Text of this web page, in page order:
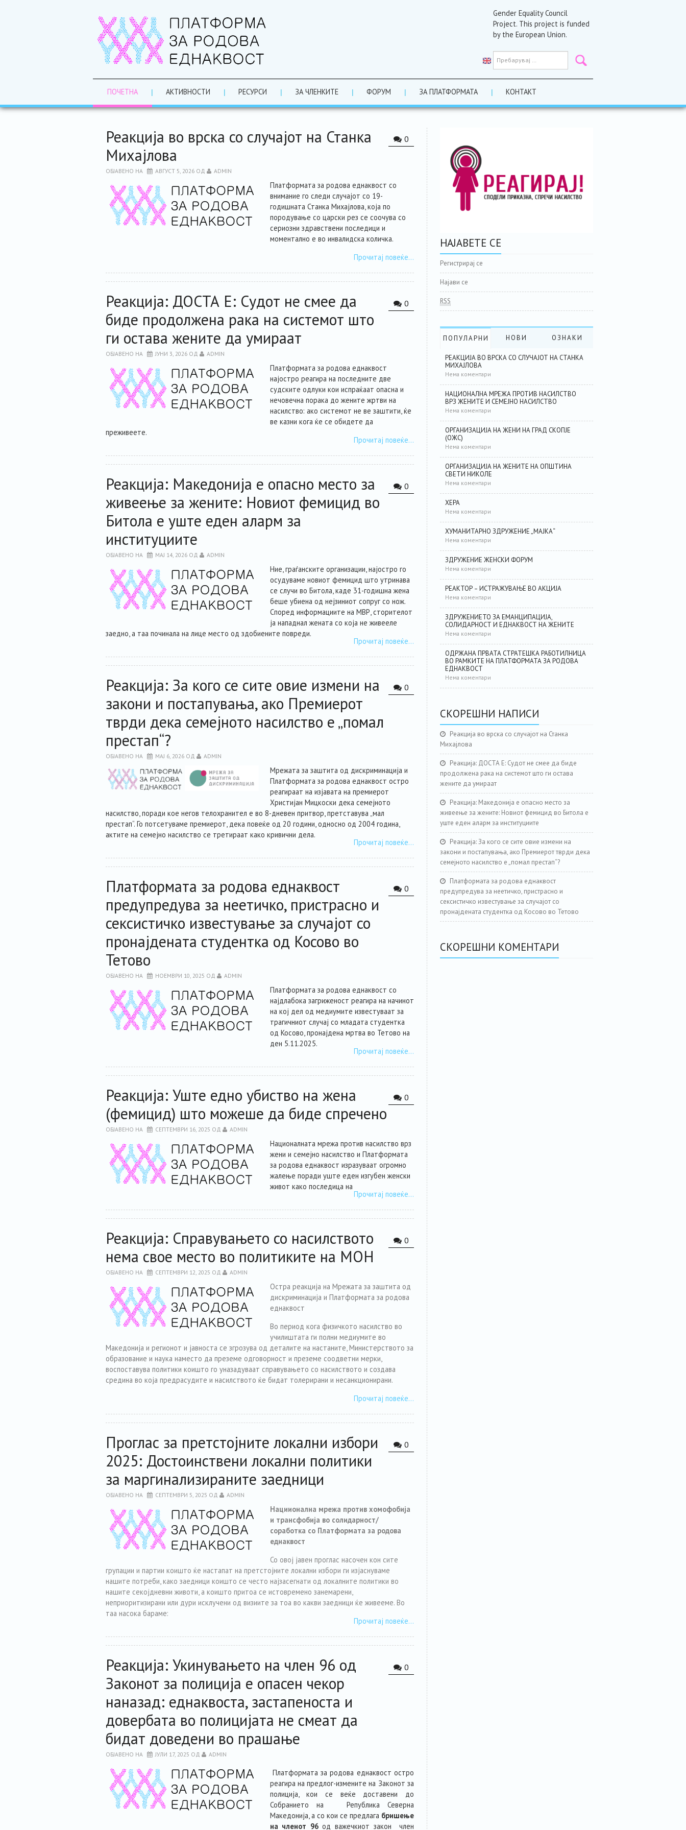
Gender Equality Council
Project. This project is funded
by the European Union.
ПОЧЕТНА АКТИВНОСТИ РЕСУРСИ ЗА ЧЛЕНКИТЕ ФОРУМ ЗА ПЛАТФОРМАТА КОНТАКТ
0
Реакција во врска со случајот на Станка
Михајлова
ОБЈАВЕНО НА АВГУСТ 5, 2026 ОД ADMIN
Платформата за родова еднаквост со
внимание го следи случајот со 19-
годишната Станка Михајлова, која по
породување со царски рез се соочува со
сериозни здравствени последици и
моментално е во инвалидска количка.
Прочитај повеќе…
0
Реакција: ДОСТА Е: Судот не смее да
биде продолжена рака на системот што
ги остава жените да умираат
ОБЈАВЕНО НА ЈУНИ 3, 2026 ОД ADMIN
Платформата за родова еднаквост
најостро реагира на последните две
судските одлуки кои испраќаат опасна и
нечовечна порака до жените жртви на
насилство: ако системот не ве заштити, ќе
ве казни кога ќе се обидете да
преживеете.
Прочитај повеќе…
0
Реакција: Македонија е опасно место за
живеење за жените: Новиот фемицид во
Битола е уште еден аларм за
институциите
ОБЈАВЕНО НА МАЈ 14, 2026 ОД ADMIN
Ние, граѓанските организации, најостро го
осудуваме новиот фемицид што утринава
се случи во Битола, каде 31-годишна жена
беше убиена од нејзиниот сопруг со нож.
Според информациите на МВР, сторителот
ја нападнал жената со која не живееле
заедно, а таа починала на лице место од здобиените повреди.
Прочитај повеќе…
0
Реакција: За кого се сите овие измени на
закони и постапувања, ако Премиерот
тврди дека семејното насилство е „помал
престап“?
ОБЈАВЕНО НА МАЈ 6, 2026 ОД ADMIN
Мрежата за заштита од дискриминација и
Платформата за родова еднаквост остро
реагираат на изјавата на премиерот
Христијан Мицкоски дека семејното
насилство, поради кое негов телохранител е во 8-дневен притвор, претставува „мал
престап“. Го потсетуваме премиерот, дека повеќе од 20 години, односно од 2004 година,
актите на семејно насилство се третираат како кривични дела.
Прочитај повеќе…
0
Платформата за родова еднаквост
предупредува за неетичко, пристрасно и
сексистичко известување за случајот со
пронајдената студентка од Косово во
Тетово
ОБЈАВЕНО НА НОЕМВРИ 10, 2025 ОД ADMIN
Платформата за родова еднаквост со
најдлабока загриженост реагира на начинот
на кој дел од медиумите известуваат за
трагичниот случај со младата студентка
од Косово, пронајдена мртва во Тетово на
ден 5.11.2025.
Прочитај повеќе…
0
Реакција: Уште едно убиство на жена
(фемицид) што можеше да биде спречено
ОБЈАВЕНО НА СЕПТЕМВРИ 16, 2025 ОД ADMIN
Националната мрежа против насилство врз
жени и семејно насилство и Платформата
за родова еднаквост изразуваат огромно
жалење поради уште еден изгубен женски
живот како последица на
Прочитај повеќе…
0
Реакција: Справувањето со насилството
нема свое место во политиките на МОН
ОБЈАВЕНО НА СЕПТЕМВРИ 12, 2025 ОД ADMIN
Остра реакција на Мрежата за заштита од
дискриминација и Платформата за родова
еднаквост
Во период кога физичкото насилство во
училиштата ги полни медиумите во
Македонија и регионот и јавноста се згрозува од деталите на настаните, Министерството за
образование и наука наместо да преземе одговорност и преземе соодветни мерки,
воспоставува политики коишто го уназадуваат справувањето со насилството и создава
средина во која предрасудите и насилството ќе бидат толерирани и несанкционирани.
Прочитај повеќе…
0
Проглас за претстојните локални избори
2025: Достоинствени локални политики
за маргинализираните заедници
ОБЈАВЕНО НА СЕПТЕМВРИ 5, 2025 ОД ADMIN
Нациионална мрежа против хомофобија
и трансфобија во солидарност/
соработка со Платформата за родова
еднаквост
Со овој јавен проглас насочен кон сите
групации и партии коишто ќе настапат на претстојните локални избори ги изјаснуваме
нашите потреби, како заедници коишто се често најзасегнати од локалните политики во
нашите секојдневни животи, а коишто притоа се истовремено занемарени,
неприоритизирани или дури исклучени од визиите за тоа во какви заедници ќе живееме. Во
таа насока бараме:
Прочитај повеќе…
0
Реакција: Укинувањето на член 96 од
Законот за полиција е опасен чекор
наназад: еднаквоста, застапеноста и
довербата во полицијата не смеат да
бидат доведени во прашање
ОБЈАВЕНО НА ЈУЛИ 17, 2025 ОД ADMIN
Платформата за родова еднаквост остро
реагира на предлог-измените на Законот за
полиција, кои се веќе доставени до
Собранието на Република Северна
Македонија, а со кои се предлага бришење
на членот 96од важечкиот закон член
НАЈАВЕТЕ СЕ
Регистрирај се
Најави се
RSS
ПОПУЛАРНИ НОВИ ОЗНАКИ
РЕАКЦИЈА ВО ВРСКА СО СЛУЧАЈОТ НА СТАНКА
МИХАЈЛОВА
Нема коментари
НАЦИОНАЛНА МРЕЖА ПРОТИВ НАСИЛСТВО
ВРЗ ЖЕНИТЕ И СЕМЕЈНО НАСИЛСТВО
Нема коментари
ОРГАНИЗАЦИЈА НА ЖЕНИ НА ГРАД СКОПЈЕ
(ОЖС)
Нема коментари
ОРГАНИЗАЦИЈА НА ЖЕНИТЕ НА ОПШТИНА
СВЕТИ НИКОЛЕ
Нема коментари
ХЕРА
Нема коментари
ХУМАНИТАРНО ЗДРУЖЕНИЕ „МАЈКА“
Нема коментари
ЗДРУЖЕНИЕ ЖЕНСКИ ФОРУМ
Нема коментари
РЕАКТОР – ИСТРАЖУВАЊЕ ВО АКЦИЈА
Нема коментари
ЗДРУЖЕНИЕТО ЗА ЕМАНЦИПАЦИЈА,
СОЛИДАРНОСТ И ЕДНАКВОСТ НА ЖЕНИТЕ
Нема коментари
ОДРЖАНА ПРВАТА СТРАТЕШКА РАБОТИЛНИЦА
ВО РАМКИТЕ НА ПЛАТФОРМАТА ЗА РОДОВА
ЕДНАКВОСТ
Нема коментари
СКОРЕШНИ НАПИСИ
Реакција во врска со случајот на Станка
Михајлова
Реакција: ДОСТА Е: Судот не смее да биде
продолжена рака на системот што ги остава
жените да умираат
Реакција: Македонија е опасно место за
живеење за жените: Новиот фемицид во Битола е
уште еден аларм за институциите
Реакција: За кого се сите овие измени на
закони и постапувања, ако Премиерот тврди дека
семејното насилство е „помал престап“?
Платформата за родова еднаквост
предупредува за неетичко, пристрасно и
сексистичко известување за случајот со
пронајдената студентка од Косово во Тетово
СКОРЕШНИ КОМЕНТАРИ